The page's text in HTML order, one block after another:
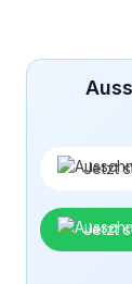
Jetzt
Jetzt